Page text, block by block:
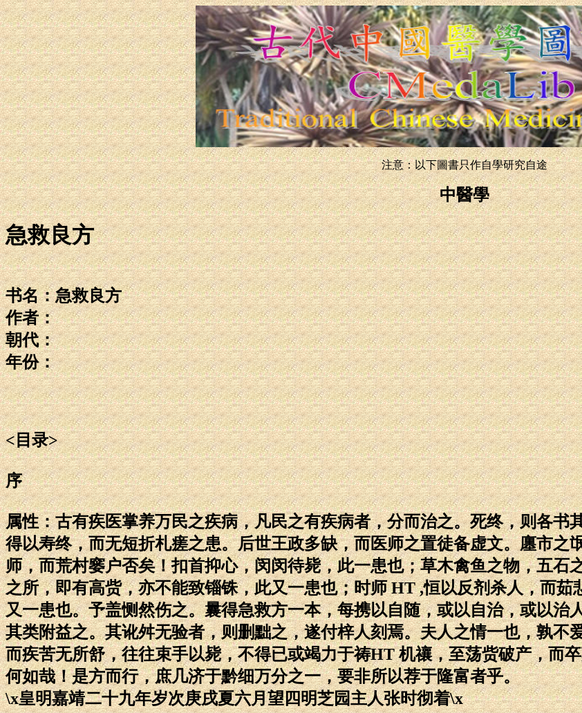
注意：以下圖書只作自學研究自途
中醫學
急救良方
书名：急救良方
作者：
朝代：
年份：
<目录>
序
属性：古有疾医掌养万民之疾病，凡民之有疾病者，分而治之。死终，则各书
得以寿终，而无短折札瘥之患。后世王政多缺，而医师之置徒备虚文。廛市之
师，而荒村窭户否矣！扣首抑心，闵闵待毙，此一患也；草木禽鱼之物，五石
之所，即有高赀，亦不能致锱铢，此又一患也；时师 HT ,恒以反剂杀人，而茹
又一患也。予盖恻然伤之。曩得急救方一本，每携以自随，或以自治，或以治
其类附益之。其讹舛无验者，则删黜之，遂付梓人刻焉。夫人之情一也，孰不
而疾苦无所舒，往往束手以毙，不得已或竭力于祷HT 机禳，至荡赀破产，而
何如哉！是方而行，庶几济于黔细万分之一，要非所以荐于隆富者乎。
\x皇明嘉靖二十九年岁次庚戌夏六月望四明芝园主人张时彻着\x